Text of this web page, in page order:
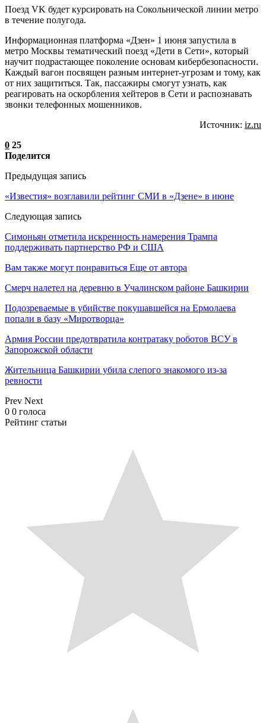
Поезд VK будет курсировать на Сокольнической линии метро
в течение полугода.
Информационная платформа «Дзен» 1 июня запустила в
метро Москвы тематический поезд «Дети в Сети», который
научит подрастающее поколение основам кибербезопасности.
Каждый вагон посвящен разным интернет-угрозам и тому, как
от них защититься. Так, пассажиры смогут узнать, как
реагировать на оскорбления хейтеров в Сети и распознавать
звонки телефонных мошенников.
Источник: iz.ru
0 25
Поделится
Предыдущая запись
«Известия» возглавили рейтинг СМИ в «Дзене» в июне
Следующая запись
Симоньян отметила искренность намерения Трампа
поддерживать партнерство РФ и США
Вам также могут понравиться Еще от автора
Смерч налетел на деревню в Учалинском районе Башкирии
Подозреваемые в убийстве покушавшейся на Ермолаева
попали в базу «Миротворца»
Армия России предотвратила контратаку роботов ВСУ в
Запорожской области
Жительница Башкирии убила слепого знакомого из-за
ревности
Prev Next
0 0 голоса
Рейтинг статьи